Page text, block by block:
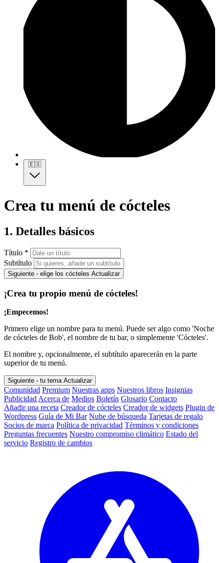
🇪🇸
Crea tu menú de cócteles
1. Detalles básicos
Título *
Subtítulo
Siguiente - elige los cócteles Actualizar
¡Crea tu propio menú de cócteles!
¡Empecemos!
Primero elige un nombre para tu menú. Puede ser algo como 'Noche
de cócteles de Bob', el nombre de tu bar, o simplemente 'Cócteles'.
El nombre y, opcionalmente, el subtítulo aparecerán en la parte
superior de tu menú.
Siguiente - tu tema Actualizar
Comunidad Premium Nuestras apps Nuestros libros Insignias
Publicidad Acerca de Medios Boletín Glosario Contacto
Añadir una receta Creador de cócteles Creador de widgets Plugin de
Wordpress Guía de Mi Bar Nube de búsqueda Tarjetas de regalo
Socios de marca Política de privacidad Términos y condiciones
Preguntas frecuentes Nuestro compromiso climático Estado del
servicio Registro de cambios